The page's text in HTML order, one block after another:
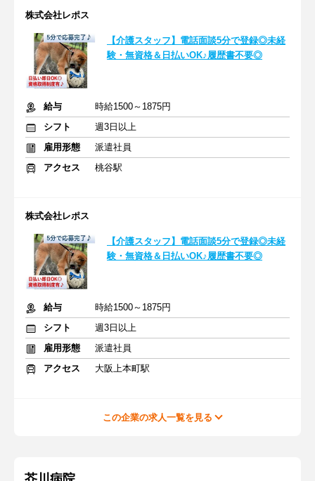
株式会社レポス
【介護スタッフ】電話面談5分で登録◎未経
験・無資格＆日払いOK♪履歴書不要◎
給与
時給1500～1875円
シフト
週3日以上
雇用形態
派遣社員
アクセス
桃谷駅
株式会社レポス
【介護スタッフ】電話面談5分で登録◎未経
験・無資格＆日払いOK♪履歴書不要◎
給与
時給1500～1875円
シフト
週3日以上
雇用形態
派遣社員
アクセス
大阪上本町駅
この企業の求人一覧を見る